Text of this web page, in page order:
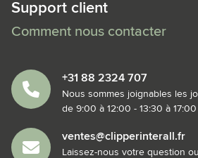
Support client
Comment nous contacter
+31 88 2324 707
Nous sommes joignables les
de 9:00 à 12:00 - 13:30 à
ventes@clipperinterall.fr
Laissez-nous votre question